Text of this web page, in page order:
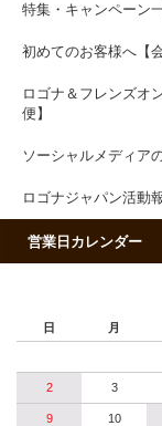
特集・キャンペーン
初めてのお客様へ【
ロゴナ＆フレンズオ
便】
ソーシャルメディア
ロゴナジャパン活動
営業日カレンダー
日 月
2 3
9 10